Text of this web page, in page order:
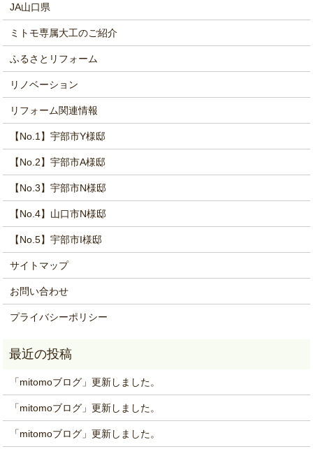
JA山口県
ミトモ専属大工のご紹介
ふるさとリフォーム
リノベーション
リフォーム関連情報
【No.1】宇部市Y様邸
【No.2】宇部市A様邸
【No.3】宇部市N様邸
【No.4】山口市N様邸
【No.5】宇部市I様邸
サイトマップ
お問い合わせ
プライバシーポリシー
「mitomoブログ」更新しました。
「mitomoブログ」更新しました。
「mitomoブログ」更新しました。